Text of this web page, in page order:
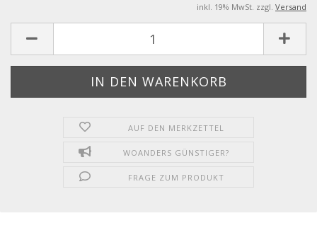
inkl. 19% MwSt. zzgl. Versand
AUF DEN MERKZETTEL
WOANDERS GÜNSTIGER?
FRAGE ZUM PRODUKT